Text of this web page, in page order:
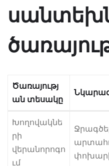
Ծառայությ
ան տեսակը
Խողովակնե
րի
վերանորոգո
ւմ